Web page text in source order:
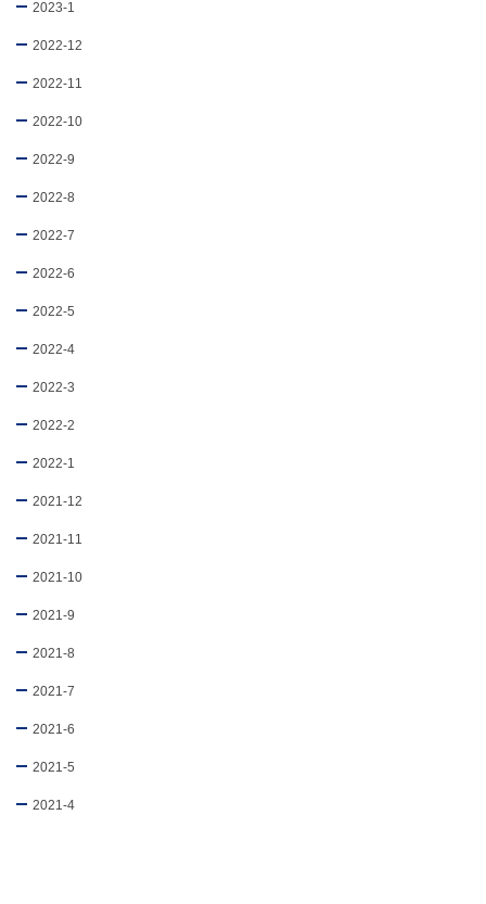
2023-1
2022-12
2022-11
2022-10
2022-9
2022-8
2022-7
2022-6
2022-5
2022-4
2022-3
2022-2
2022-1
2021-12
2021-11
2021-10
2021-9
2021-8
2021-7
2021-6
2021-5
2021-4